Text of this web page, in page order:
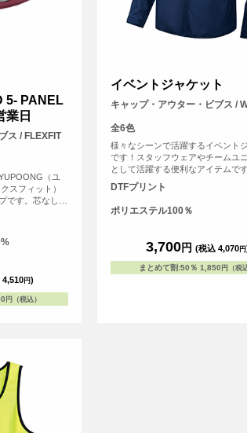
5- PANEL
日
ス / FLEXFIT
（ユ
スフィット）
です。芯なしの
のタイプで
プです。
4,510円)
円（税込）
イベントジャケット
キャップ・アウター・ビブス /
全6色
様々なシーンで活躍するイベント
です！スタッフウェアやチームユ
として活躍する便利なアイテムで
ナルプリントを施せば、企業や団
トで統一感を演出するのにぴったり
ザインは表面胸元と背面へプリン
が可能です。
DTFプリント
ポリエステル100％
3,700円 (税込 4,070円
まとめて割:50％ 1,850 円（税